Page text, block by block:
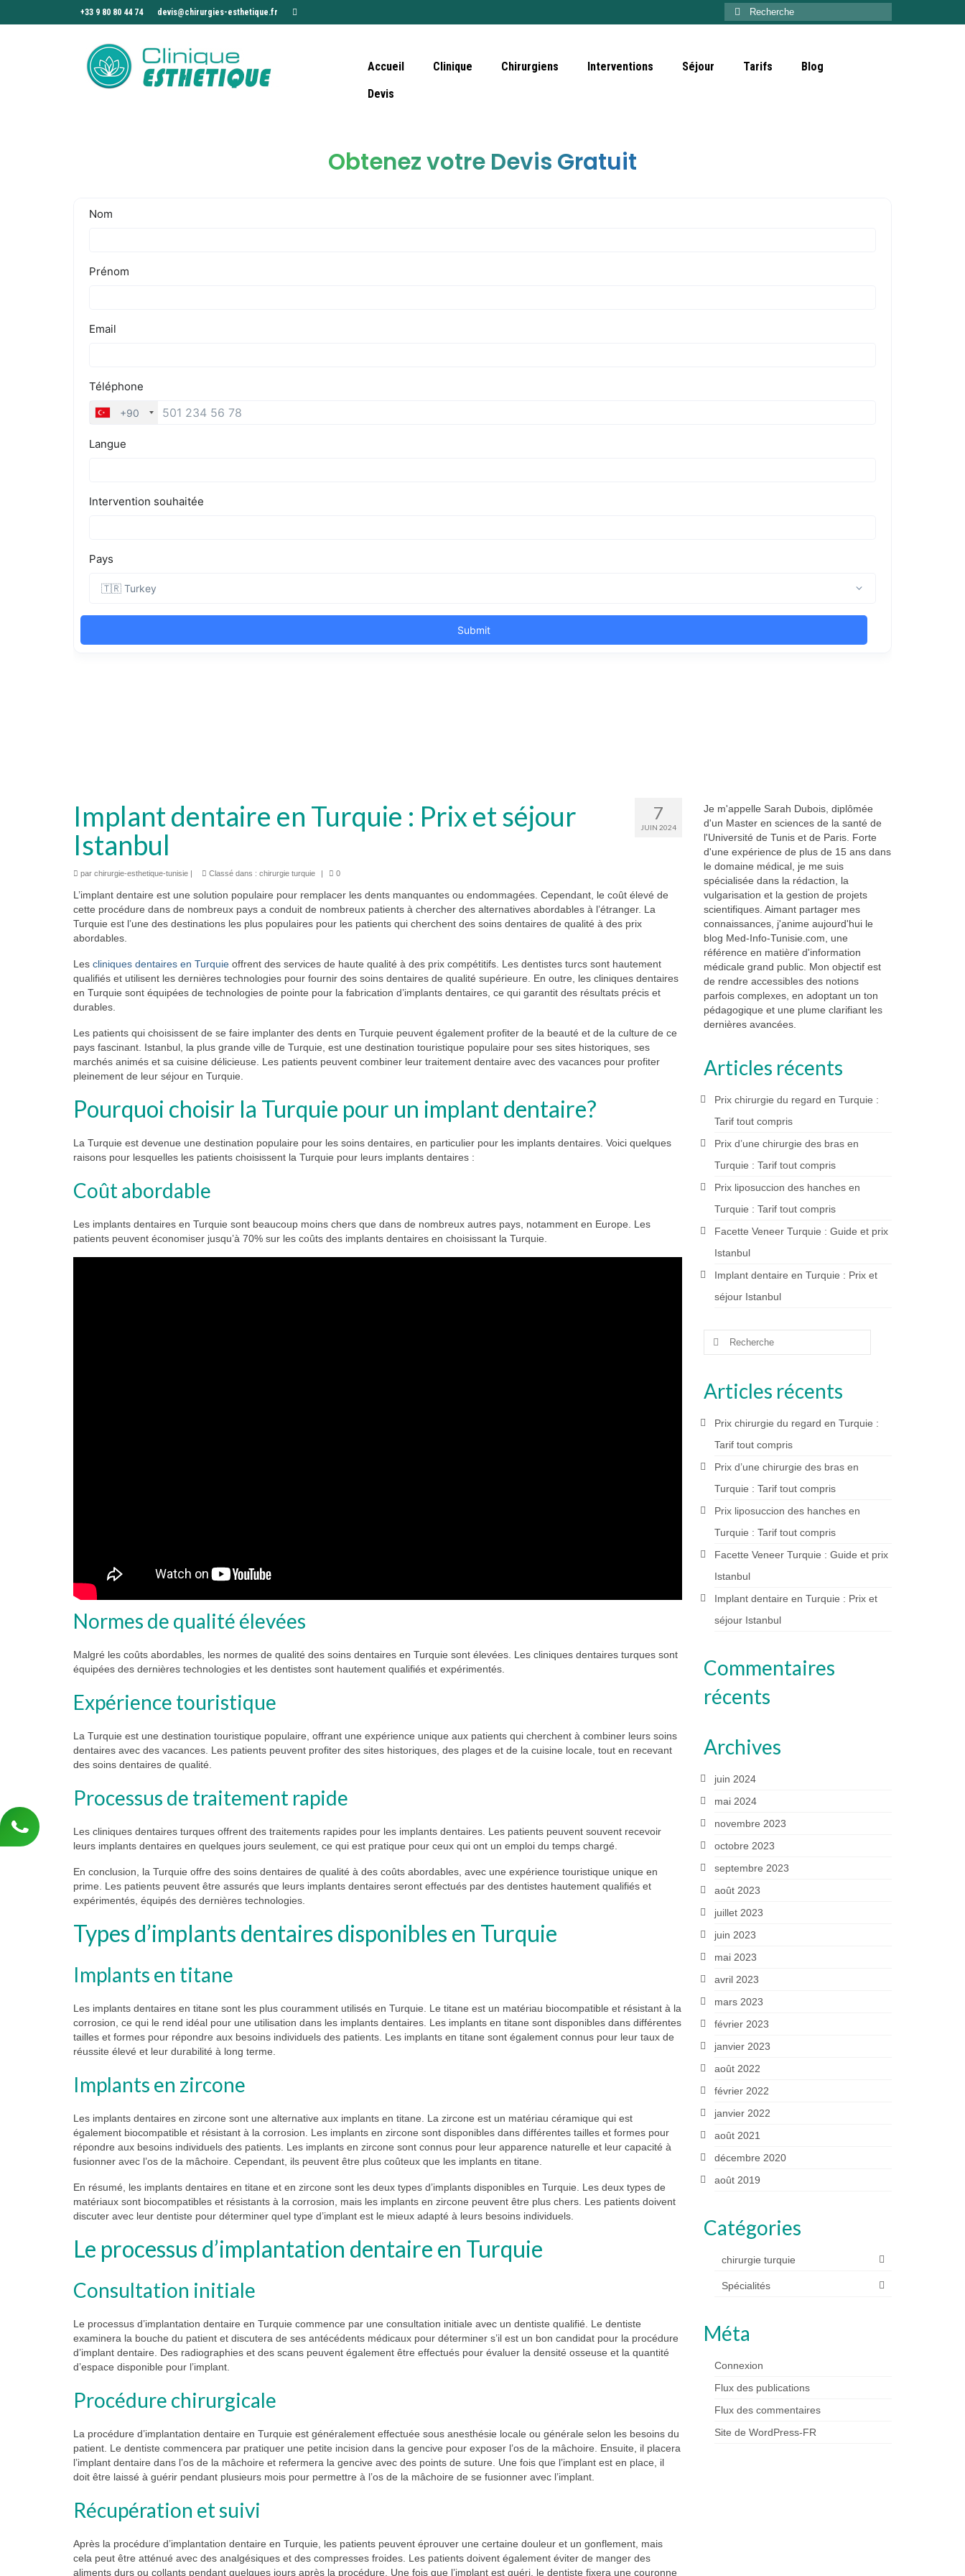
+33 9 80 80 44 74 devis@chirurgies-esthetique.fr
Rechercher
:
Accueil Clinique Chirurgiens Interventions Séjour Tarifs
Blog
Devis
Obtenez votre Devis Gratuit
7
JUIN 2024
Implant dentaire en Turquie : Prix et séjour
Istanbul
par chirurgie-esthetique-tunisie | Classé dans : chirurgie turquie | 0
L’implant dentaire est une solution populaire pour remplacer les dents manquantes ou endommagées. Cependant, le coût élevé de
cette procédure dans de nombreux pays a conduit de nombreux patients à chercher des alternatives abordables à l’étranger. La
Turquie est l’une des destinations les plus populaires pour les patients qui cherchent des soins dentaires de qualité à des prix
abordables.
Les cliniques dentaires en Turquie offrent des services de haute qualité à des prix compétitifs. Les dentistes turcs sont hautement
qualifiés et utilisent les dernières technologies pour fournir des soins dentaires de qualité supérieure. En outre, les cliniques dentaires
en Turquie sont équipées de technologies de pointe pour la fabrication d’implants dentaires, ce qui garantit des résultats précis et
durables.
Les patients qui choisissent de se faire implanter des dents en Turquie peuvent également profiter de la beauté et de la culture de ce
pays fascinant. Istanbul, la plus grande ville de Turquie, est une destination touristique populaire pour ses sites historiques, ses
marchés animés et sa cuisine délicieuse. Les patients peuvent combiner leur traitement dentaire avec des vacances pour profiter
pleinement de leur séjour en Turquie.
Pourquoi choisir la Turquie pour un implant dentaire?
La Turquie est devenue une destination populaire pour les soins dentaires, en particulier pour les implants dentaires. Voici quelques
raisons pour lesquelles les patients choisissent la Turquie pour leurs implants dentaires :
Coût abordable
Les implants dentaires en Turquie sont beaucoup moins chers que dans de nombreux autres pays, notamment en Europe. Les
patients peuvent économiser jusqu’à 70% sur les coûts des implants dentaires en choisissant la Turquie.
Normes de qualité élevées
Malgré les coûts abordables, les normes de qualité des soins dentaires en Turquie sont élevées. Les cliniques dentaires turques sont
équipées des dernières technologies et les dentistes sont hautement qualifiés et expérimentés.
Expérience touristique
La Turquie est une destination touristique populaire, offrant une expérience unique aux patients qui cherchent à combiner leurs soins
dentaires avec des vacances. Les patients peuvent profiter des sites historiques, des plages et de la cuisine locale, tout en recevant
des soins dentaires de qualité.
Processus de traitement rapide
Les cliniques dentaires turques offrent des traitements rapides pour les implants dentaires. Les patients peuvent souvent recevoir
leurs implants dentaires en quelques jours seulement, ce qui est pratique pour ceux qui ont un emploi du temps chargé.
En conclusion, la Turquie offre des soins dentaires de qualité à des coûts abordables, avec une expérience touristique unique en
prime. Les patients peuvent être assurés que leurs implants dentaires seront effectués par des dentistes hautement qualifiés et
expérimentés, équipés des dernières technologies.
Types d’implants dentaires disponibles en Turquie
Implants en titane
Les implants dentaires en titane sont les plus couramment utilisés en Turquie. Le titane est un matériau biocompatible et résistant à la
corrosion, ce qui le rend idéal pour une utilisation dans les implants dentaires. Les implants en titane sont disponibles dans différentes
tailles et formes pour répondre aux besoins individuels des patients. Les implants en titane sont également connus pour leur taux de
réussite élevé et leur durabilité à long terme.
Implants en zircone
Les implants dentaires en zircone sont une alternative aux implants en titane. La zircone est un matériau céramique qui est
également biocompatible et résistant à la corrosion. Les implants en zircone sont disponibles dans différentes tailles et formes pour
répondre aux besoins individuels des patients. Les implants en zircone sont connus pour leur apparence naturelle et leur capacité à
fusionner avec l’os de la mâchoire. Cependant, ils peuvent être plus coûteux que les implants en titane.
En résumé, les implants dentaires en titane et en zircone sont les deux types d’implants disponibles en Turquie. Les deux types de
matériaux sont biocompatibles et résistants à la corrosion, mais les implants en zircone peuvent être plus chers. Les patients doivent
discuter avec leur dentiste pour déterminer quel type d’implant est le mieux adapté à leurs besoins individuels.
Le processus d’implantation dentaire en Turquie
Consultation initiale
Le processus d’implantation dentaire en Turquie commence par une consultation initiale avec un dentiste qualifié. Le dentiste
examinera la bouche du patient et discutera de ses antécédents médicaux pour déterminer s’il est un bon candidat pour la procédure
d’implant dentaire. Des radiographies et des scans peuvent également être effectués pour évaluer la densité osseuse et la quantité
d’espace disponible pour l’implant.
Procédure chirurgicale
La procédure d’implantation dentaire en Turquie est généralement effectuée sous anesthésie locale ou générale selon les besoins du
patient. Le dentiste commencera par pratiquer une petite incision dans la gencive pour exposer l’os de la mâchoire. Ensuite, il placera
l’implant dentaire dans l’os de la mâchoire et refermera la gencive avec des points de suture. Une fois que l’implant est en place, il
doit être laissé à guérir pendant plusieurs mois pour permettre à l’os de la mâchoire de se fusionner avec l’implant.
Récupération et suivi
Après la procédure d’implantation dentaire en Turquie, les patients peuvent éprouver une certaine douleur et un gonflement, mais
cela peut être atténué avec des analgésiques et des compresses froides. Les patients doivent également éviter de manger des
aliments durs ou collants pendant quelques jours après la procédure. Une fois que l’implant est guéri, le dentiste fixera une couronne
Je m'appelle Sarah Dubois, diplômée
d'un Master en sciences de la santé de
l'Université de Tunis et de Paris. Forte
d'une expérience de plus de 15 ans dans
le domaine médical, je me suis
spécialisée dans la rédaction, la
vulgarisation et la gestion de projets
scientifiques. Aimant partager mes
connaissances, j'anime aujourd'hui le
blog Med-Info-Tunisie.com, une
référence en matière d'information
médicale grand public. Mon objectif est
de rendre accessibles des notions
parfois complexes, en adoptant un ton
pédagogique et une plume clarifiant les
dernières avancées.
Articles récents
Prix chirurgie du regard en Turquie :
Tarif tout compris
Prix d’une chirurgie des bras en
Turquie : Tarif tout compris
Prix liposuccion des hanches en
Turquie : Tarif tout compris
Facette Veneer Turquie : Guide et prix
Istanbul
Implant dentaire en Turquie : Prix et
séjour Istanbul
Rechercher
Articles récents
Prix chirurgie du regard en Turquie :
Tarif tout compris
Prix d’une chirurgie des bras en
Turquie : Tarif tout compris
Prix liposuccion des hanches en
Turquie : Tarif tout compris
Facette Veneer Turquie : Guide et prix
Istanbul
Implant dentaire en Turquie : Prix et
séjour Istanbul
Commentaires
récents
Archives
juin 2024
mai 2024
novembre 2023
octobre 2023
septembre 2023
août 2023
juillet 2023
juin 2023
mai 2023
avril 2023
mars 2023
février 2023
janvier 2023
août 2022
février 2022
janvier 2022
août 2021
décembre 2020
août 2019
Catégories
chirurgie turquie
Spécialités
Méta
Connexion
Flux des publications
Flux des commentaires
Site de WordPress-FR